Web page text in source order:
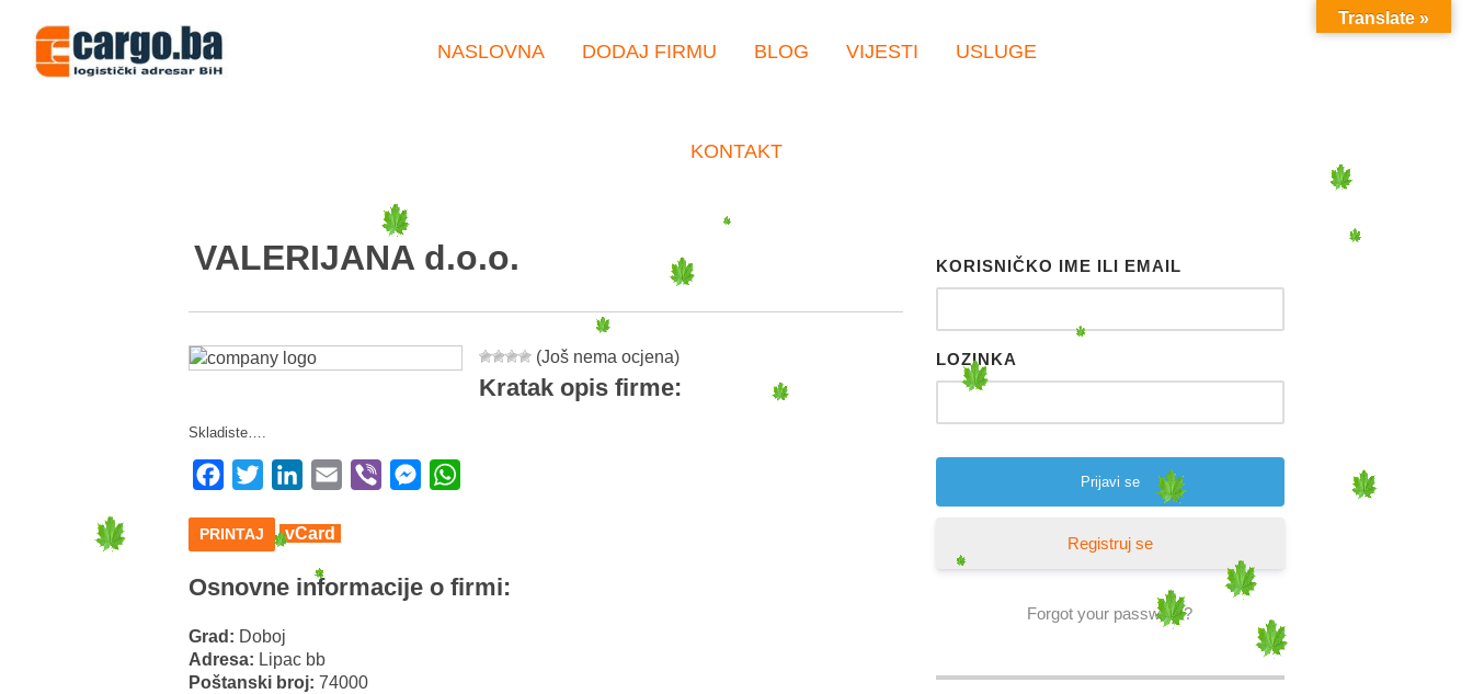
NASLOVNA DODAJ FIRMU BLOG VIJESTI USLUGE
KONTAKT
VALERIJANA d.o.o.
(Još nema ocjena)
Kratak opis firme:
Skladiste….
Facebook
Twitter LinkedIn
Email Viber Messenger
PRINTAJ vCard
Osnovne informacije o firmi:
Grad: Doboj
Adresa: Lipac bb
Poštanski broj: 74000
KORISNIČKO IME ILI EMAIL
LOZINKA
Registruj se
Forgot your password?
Translate »